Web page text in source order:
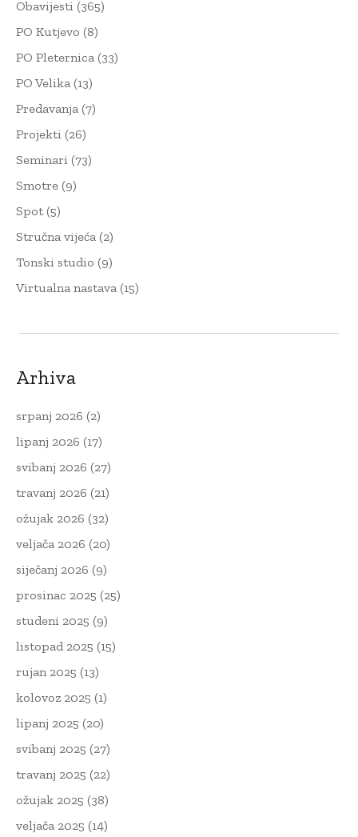
Obavijesti (365)
PO Kutjevo (8)
PO Pleternica (33)
PO Velika (13)
Predavanja (7)
Projekti (26)
Seminari (73)
Smotre (9)
Spot(5)
Stručna vijeća (2)
Tonski studio (9)
Virtualna nastava (15)
Arhiva
srpanj 2026 (2)
lipanj 2026 (17)
svibanj 2026 (27)
travanj 2026 (21)
ožujak 2026 (32)
veljača 2026 (20)
siječanj 2026 (9)
prosinac 2025 (25)
studeni 2025 (9)
listopad 2025 (15)
rujan 2025 (13)
kolovoz 2025 (1)
lipanj 2025 (20)
svibanj 2025 (27)
travanj 2025 (22)
ožujak 2025 (38)
veljača 2025 (14)